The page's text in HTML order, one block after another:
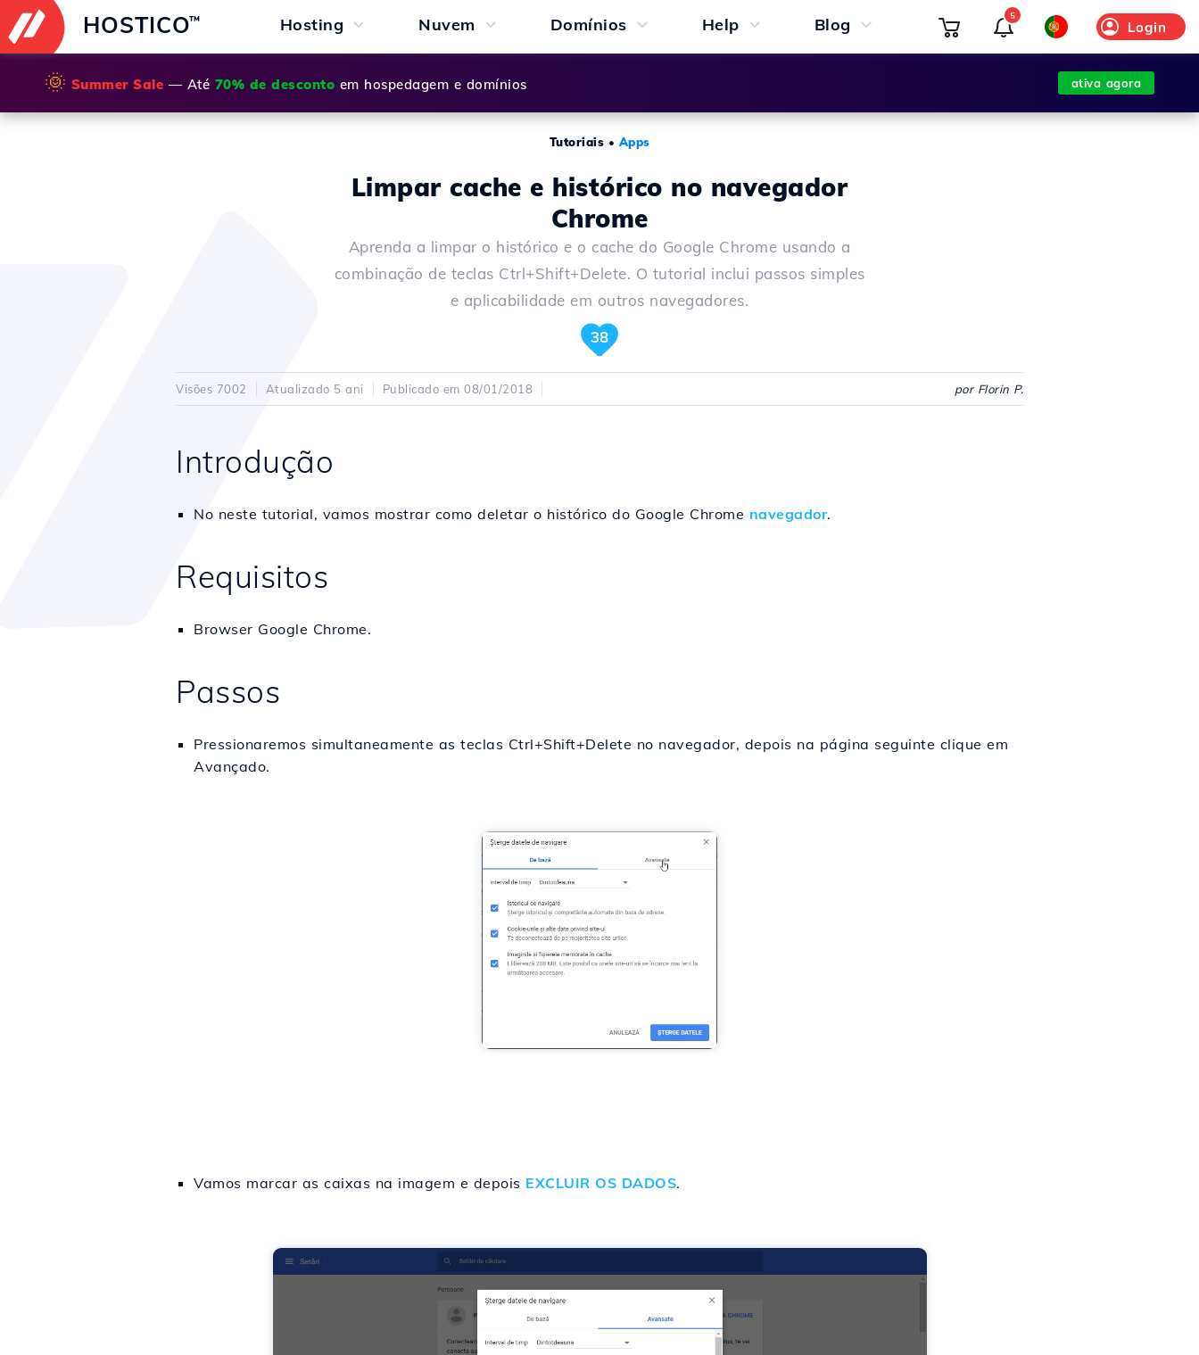
HOSTICO™ Hosting Nuvem Domínios Help Blog Login
5
🌞 Summer Sale — Até 70% de desconto em hospedagem e domínios ativa agora
Tutoriais • Apps
Limpar cache e histórico no navegador
Chrome
Aprenda a limpar o histórico e o cache do Google Chrome usando a
combinação de teclas Ctrl+Shift+Delete. O tutorial inclui passos simples
e aplicabilidade em outros navegadores.
38
Visões 7002 Atualizado 5 ani Publicado em 08/01/2018 por Florin P.
Introdução
No neste tutorial, vamos mostrar como deletar o histórico do Google Chrome navegador.
Requisitos
Browser Google Chrome.
Passos
Pressionaremos simultaneamente as teclas Ctrl+Shift+Delete no navegador, depois na página seguinte clique em
Avançado.
Vamos marcar as caixas na imagem e depois EXCLUIR OS DADOS.